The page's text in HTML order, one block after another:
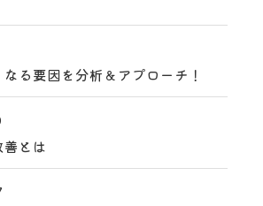
る要因を分析＆アプローチ！
とは